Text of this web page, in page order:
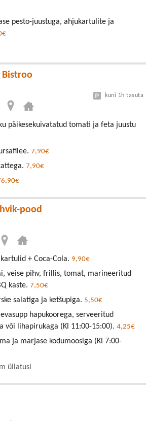
pesto-juustuga, ahjukartulite ja
kuni 1h tasuta
päikesekuivatatud tomati ja feta juustu
7,90€
7,90€
pood
+ Coca-Cola. 9,90€
veise pihv, frillis, tomat, marineeritud
kaste. 7,50€
salatiga ja ketšupiga. 5,50€
hapukoorega, serveeritud
või lihapirukaga (Kl 11:00-15:00). 4,25€
ja marjase kodumoosiga (Kl 7:00-
üllatusi